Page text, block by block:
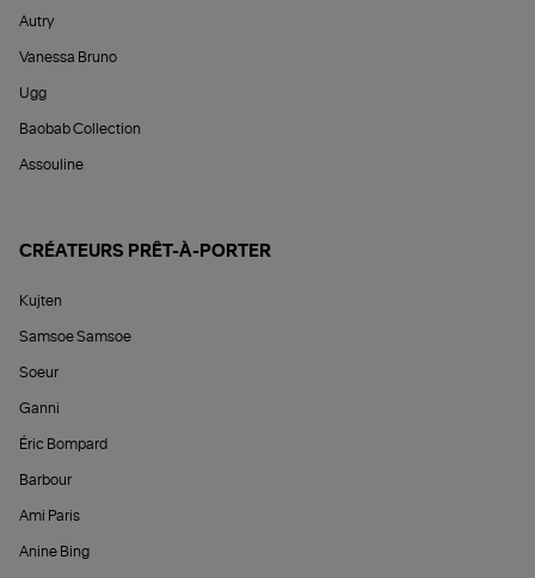
Autry
Vanessa Bruno
Ugg
Baobab Collection
Assouline
CRÉATEURS PRÊT-À-PORTER
Kujten
Samsoe Samsoe
Soeur
Ganni
Éric Bompard
Barbour
Ami Paris
Anine Bing